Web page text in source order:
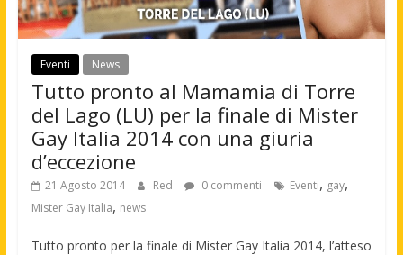
Eventi News
Tutto pronto al Mamamia di Torre
del Lago (LU) per la finale di Mister
Gay Italia 2014 con una giuria
d’eccezione
21 Agosto 2014 Red 0 commenti Eventi, gay,
Mister Gay Italia, news
Tutto pronto per la finale di Mister Gay Italia 2014, l’atteso